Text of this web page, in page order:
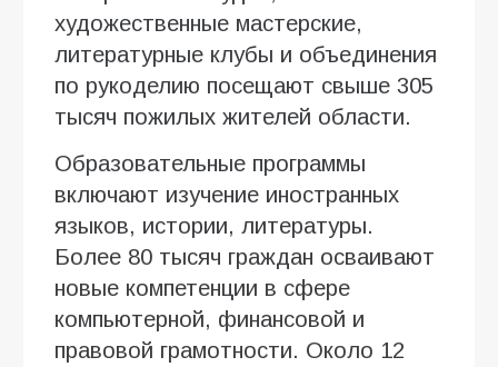
художественные мастерские,
литературные клубы и объединения
по рукоделию посещают свыше 305
тысяч пожилых жителей области.
Образовательные программы
включают изучение иностранных
языков, истории, литературы.
Более 80 тысяч граждан осваивают
новые компетенции в сфере
компьютерной, финансовой и
правовой грамотности. Около 12